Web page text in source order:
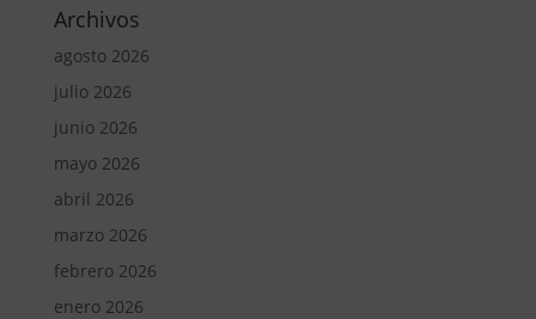
Archivos
agosto 2026
julio 2026
junio 2026
mayo 2026
abril 2026
marzo 2026
febrero 2026
enero 2026